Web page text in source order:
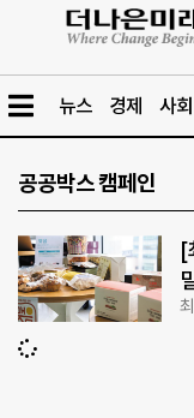
뉴스 경제 사회
공공박스 캠페인
[